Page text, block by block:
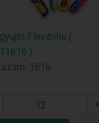
Flexibilis (
)
1616